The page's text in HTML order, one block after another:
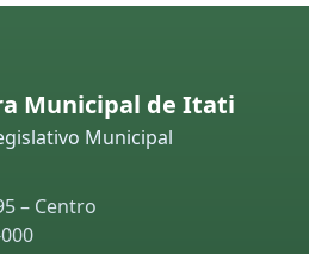
Municipal de Itati
Municipal
– Centro